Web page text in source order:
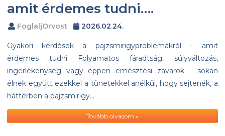
amit érdemes tudni….
FoglaljOrvost 2026.02.24.
Gyakori kérdések a pajzsmirigyproblémákról – amit
érdemes tudni Folyamatos fáradtság, súlyváltozás,
ingerlékenység vagy éppen emésztési zavarok – sokan
élnek együtt ezekkel a tünetekkel anélkül, hogy sejtenék, a
háttérben a pajzsmirigy…
Tovább olvasom »